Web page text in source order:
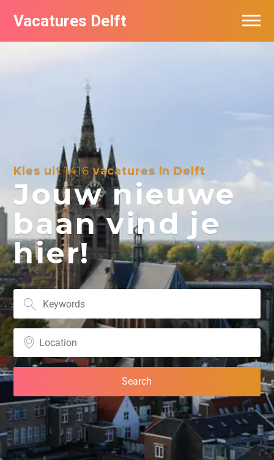
Vacatures Delft
Kies uit1416 vacatures in Delft
Jouw nieuwe
baan vind je
hier!
Vacatures per bedrijf in Delft